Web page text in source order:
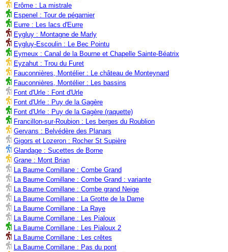
Erôme : La mistrale
Espenel : Tour de pégarnier
Eurre : Les lacs d'Eurre
Eygluy : Montagne de Marly
Eygluy-Escoulin : Le Bec Pointu
Eymeux : Canal de la Bourne et Chapelle Sainte-Béatrix
Eyzahut : Trou du Furet
Fauconnières, Montélier : Le château de Monteynard
Fauconnières, Montélier : Les bassins
Font d'Urle : Font d'Urle
Font d'Urle : Puy de la Gagère
Font d'Urle : Puy de la Gagère (raquette)
Francillon-sur-Roubion : Les berges du Roublion
Gervans : Belvédère des Planars
Gigors et Lozeron : Rocher St Supière
Glandage : Sucettes de Borne
Grane : Mont Brian
La Baume Cornillane : Combe Grand
La Baume Cornillane : Combe Grand : variante
La Baume Cornillane : Combe grand Neige
La Baume Cornillane : La Grotte de la Dame
La Baume Cornillane : La Raye
La Baume Cornillane : Les Pialoux
La Baume Cornillane : Les Pialoux 2
La Baume Cornillane : Les crêtes
La Baume Cornillane : Pas du pont